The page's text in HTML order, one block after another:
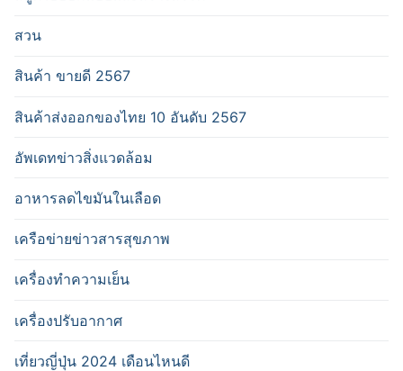
สวน
สินค้า ขายดี 2567
สินค้าส่งออกของไทย 10 อันดับ 2567
อัพเดทข่าวสิ่งแวดล้อม
อาหารลดไขมันในเลือด
เครือข่ายข่าวสารสุขภาพ
เครื่องทำความเย็น
เครื่องปรับอากาศ
เที่ยวญี่ปุ่น 2024 เดือนไหนดี